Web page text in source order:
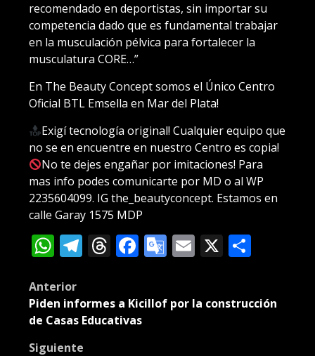
recomendado en deportistas, sin importar su
competencia dado que es fundamental trabajar
en la musculación pélvica para fortalecer la
musculatura CORE…”
En The Beauty Concept somos el Único Centro
Oficial BTL Emsella en Mar del Plata!
Exigí tecnología original! Cualquier equipo que
no se en encuentre en nuestro Centro es copia!
No te dejes engañar por imitaciones! Para
mas info podes comunicarte por MD o al WP
2235604099. IG the_beautyconcept. Estamos en
calle Garay 1575 MDP
WhatsApp
Telegram
Threads
Facebook
Google
Email
X
Post
navigation
Anterior
Piden informes a Kicillof por la construcción
de Casas Educativas
Siguiente